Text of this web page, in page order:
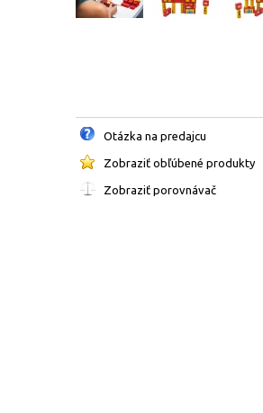
Otázka na predajcu
Zobraziť obľúbené produkty
Zobraziť porovnávač